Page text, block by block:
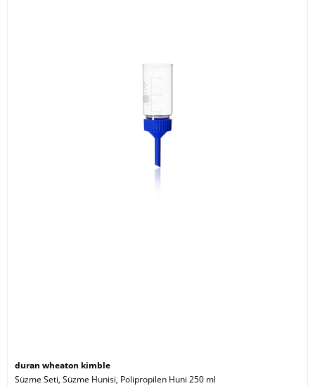
duran wheaton kimble
Süzme Seti, Süzme Hunisi, Polipropilen Huni 250 ml